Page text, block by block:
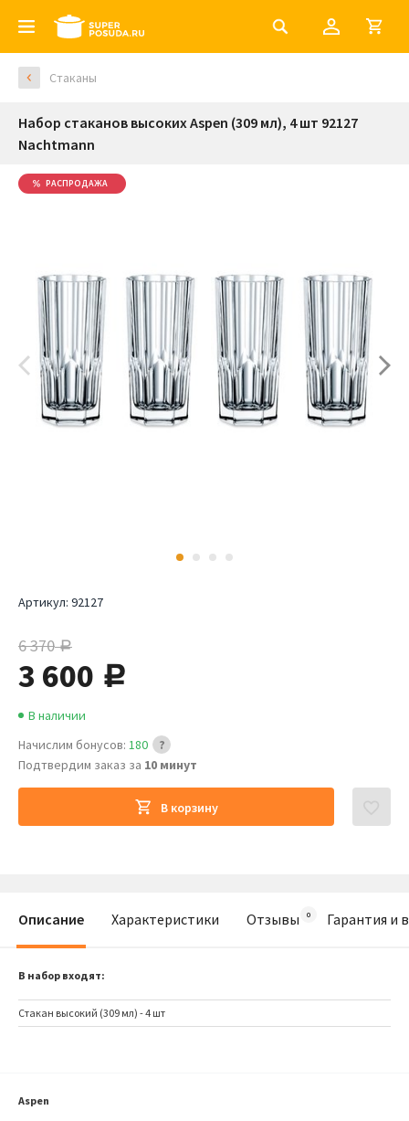
Стаканы
Набор стаканов высоких Aspen (309 мл), 4 шт 92127
Nachtmann
РАСПРОДАЖА
Артикул: 92127
6 370руб.
3 600 руб.
Начислим бонусов: 180
Подтвердим заказ за 10 минут
В наличии
В корзину
Описание Характеристики Отзывы Гарантия и
В набор входят:
Стакан высокий (309 мл) - 4 шт
Aspen